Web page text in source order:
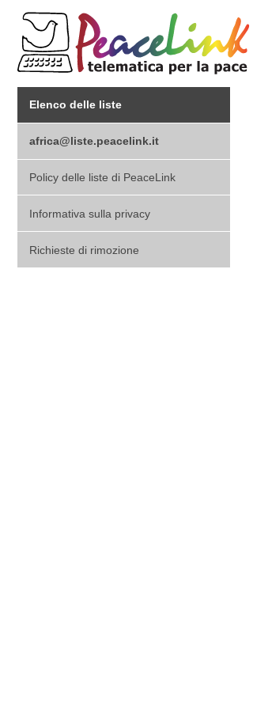
Elenco delle liste
africa@liste.peacelink.it
Policy delle liste di PeaceLink
Informativa sulla privacy
Richieste di rimozione